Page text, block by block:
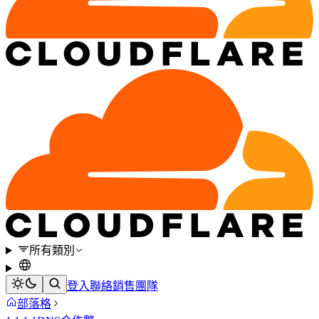
所有類別
登入聯絡銷售團隊
部落格